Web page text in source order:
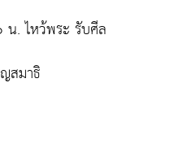
. ไหว้พระ รับศีล
สมาธิ